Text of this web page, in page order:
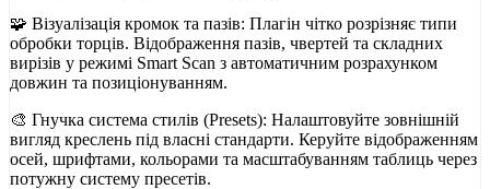
🧩 Візуалізація кромок та пазів: Плагін чітко розрізняє типи
обробки торців. Відображення пазів, чвертей та складних
вирізів у режимі Smart Scan з автоматичним розрахунком
довжин та позиціонуванням.
🎨 Гнучка система стилів (Presets): Налаштовуйте зовнішній
вигляд креслень під власні стандарти. Керуйте відображенням
осей, шрифтами, кольорами та масштабуванням таблиць через
потужну систему пресетів.